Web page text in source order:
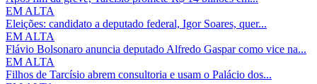
EM ALTA
Eleições: candidato a deputado federal, Igor Soares, quer...
EM ALTA
Flávio Bolsonaro anuncia deputado Alfredo Gaspar como vice na...
EM ALTA
Filhos de Tarcísio abrem consultoria e usam o Palácio dos...